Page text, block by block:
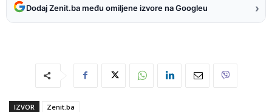
Dodaj Zenit.ba među omiljene izvore na Googleu ›
IZVOR
Zenit.ba